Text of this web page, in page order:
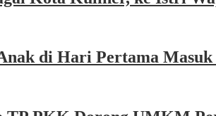
di Hari Pertama Masuk